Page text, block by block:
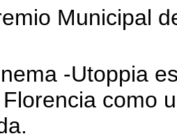
Municipal
-Utoppia
como